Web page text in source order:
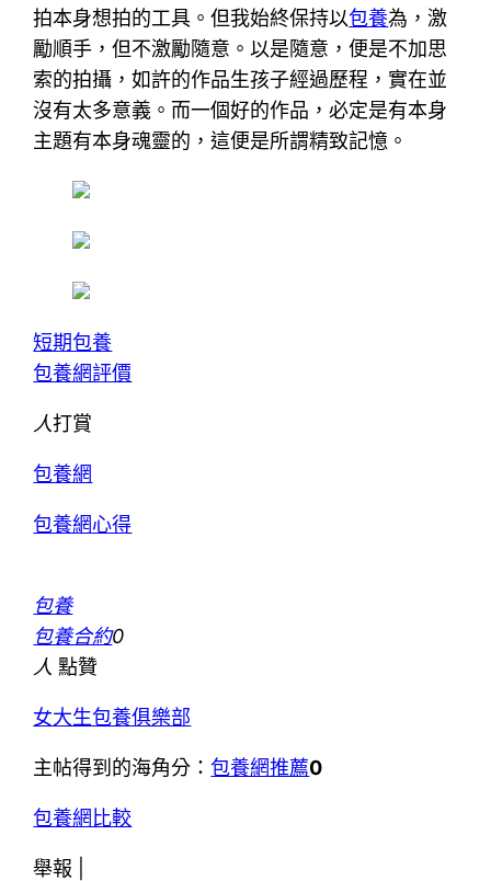
拍本身想拍的工具。但我始終保持以包養為，激
勵順手，但不激勵隨意。以是隨意，便是不加思
索的拍攝，如許的作品生孩子經過歷程，實在並
沒有太多意義。而一個好的作品，必定是有本身
主題有本身魂靈的，這便是所謂精致記憶。
短期包養
包養網評價
人打賞
包養網
包養網心得
包養
包養合約0
人 點贊
女大生包養俱樂部
主帖得到的海角分：包養網推薦0
包養網比較
舉報 |